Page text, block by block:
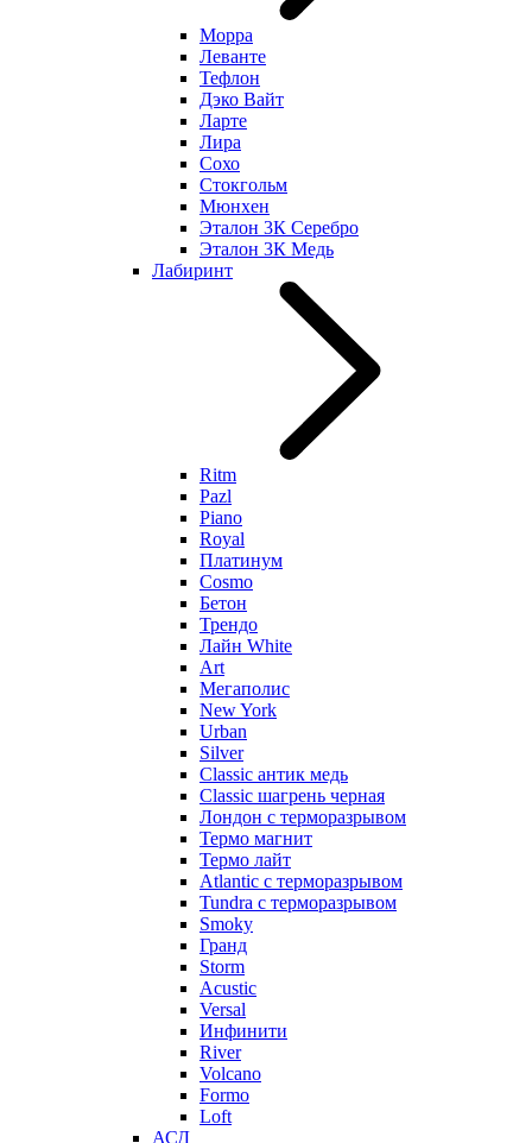
Морра
Леванте
Тефлон
Дэко Вайт
Ларте
Лира
Сохо
Стокгольм
Мюнхен
Эталон 3К Серебро
Эталон 3К Медь
Лабиринт
Ritm
Pazl
Piano
Royal
Платинум
Cosmo
Бетон
Трендо
Лайн White
Art
Мегаполис
New York
Urban
Silver
Classic антик медь
Classic шагрень черная
Лондон с терморазрывом
Термо магнит
Термо лайт
Atlantic с терморазрывом
Tundra с терморазрывом
Smoky
Гранд
Storm
Acustic
Versal
Инфинити
River
Volcano
Formo
Loft
АСД